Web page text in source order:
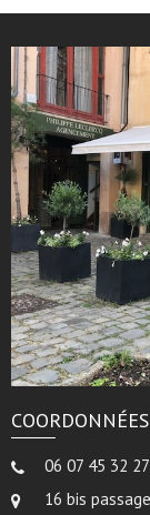
06 07 45 32 27
16 bis